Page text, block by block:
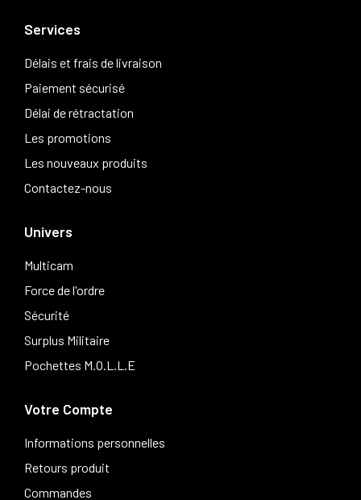
Services
Délais et frais de livraison
Paiement sécurisé
Délai de rétractation
Les promotions
Les nouveaux produits
Contactez-nous
Univers
Multicam
Force de l'ordre
Sécurité
Surplus Militaire
Pochettes M.O.L.L.E
Votre Compte
Informations personnelles
Retours produit
Commandes